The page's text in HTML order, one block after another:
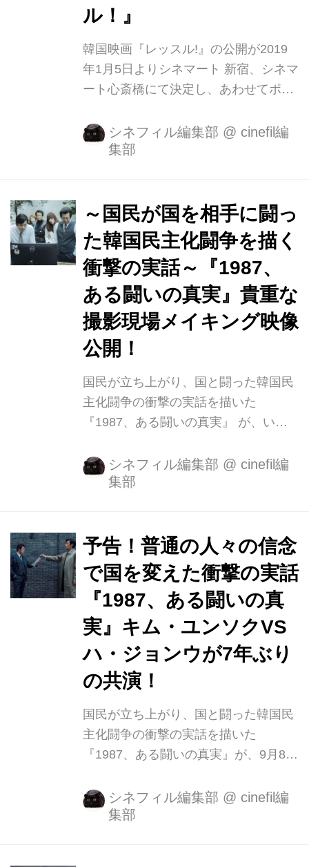
手でごまかそうとする者たちの運命
われるダヴィッド・ディ・ドナテッロ
賞で作品賞、脚本賞に輝 いた映画『大
人の事情』...
ル！』
韓国映画『レッスル!』の公開が2019
年1月5日よりシネマート 新宿、シネマ
ート心斎橋にて決定し、あわせてポス
が解禁となりました。 本作の主演を務
めるのは、本国で観客動員数697万人
りが記憶に新しい、韓国映画界を代表
する名バイプレイヤーのユ・ヘジン。
『タクシー運転手 ~約束は海を越えて
~』、『1987、ある闘いの真実』『コ
ンフィデ ンシャル/共助』と大ヒット
作を次々と牽引する彼が今回挑戦する
のは元レスリング選手のシングルファ
ーザー。 本作では次々と思わぬトラブ
シネフィル編集部 @ cinefil編
集部
～国民が国を相手に闘っ
た韓国民主化闘争を描く
衝撃の実話～『1987、
ある闘いの真実』貴重な
撮影現場メイキング映像
公開！
国民が立ち上がり、国と闘った韓国民
主化闘争の衝撃の実話を描いた
『1987、ある闘いの真実』 が、いよ
かにて公開！ この度、キム・ユンソ
ク、ハ・ジョンウらの役作りへのこだ
ッフの撮影裏話などを、『お嬢さん』
で注目された女優キム・テリがナビゲ
ートするメイキング映像が解禁となり
ました！ その時、歴史を変えたのは、
普通の人々の信念だったー。 『タクシ
ー運転手 約束は海を越えて』で描かれ
た光州事件から7年後。日本では空前
の好景気”バブル“の幕開けに国中が浮
シネフィル編集部 @ cinefil編
集部
予告！普通の人々の信念
で国を変えた衝撃の実話
『1987、ある闘いの真
実』キム・ユンソクVS
ハ・ジョンウが7年ぶり
の共演！
国民が立ち上がり、国と闘った韓国民
主化闘争の衝撃の実話を描いた
『1987、ある闘いの真実』が、9月8日
開することが決定。 その時、歴史を変
えたのは、普通の人々の信念だった
シネフィル編集部 @ cinefil編
集部